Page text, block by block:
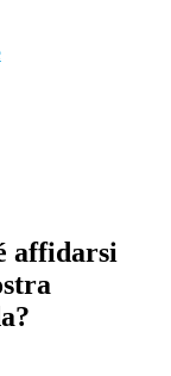
affidarsi